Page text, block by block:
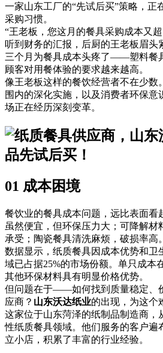
一家山东工厂的“先试后买”策略，正
采购习惯。
“王老板，您这月的餐具采购成本又超
听到财务的汇报，后厨的王老板眉头
三个月为餐具成本头疼了——塑料餐
顾客对用餐体验的要求越来越高。
像王老板这样的餐饮经营者不在少数
围内的深化实施，以及消费者环保意
场正在经历深刻变革。
01 成本困境
餐饮业的餐具成本问题，远比表面看
虽然便宜，但环保压力大；可降解材
承受；陶瓷餐具清洗麻烦，破损率高。
数据显示，纸质餐具因成本优势和卫
域已占据25%的市场份额。单只成本
其他环保材料具有明显价格优势。
但问题在于——如何找到质量稳定、
应商？ 山东沃达纸业的出现，为这个
这家位于山东菏泽的纸制品制造商，
性纸质餐具领域。他们服务的客户遍
立小店，积累了丰富的行业经验。